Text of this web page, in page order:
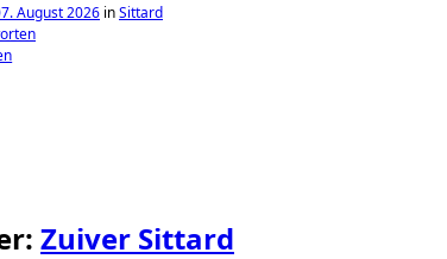
August 2026 inSittard
Zuiver Sittard